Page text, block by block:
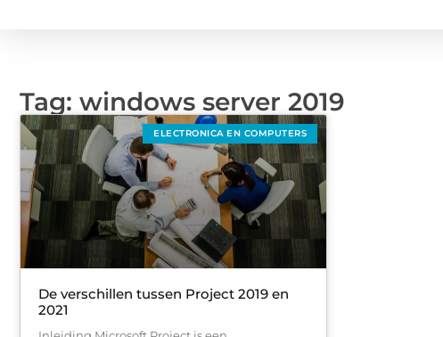
Tag: windows server 2019
ELECTRONICA EN COMPUTERS
De verschillen tussen Project 2019 en
2021